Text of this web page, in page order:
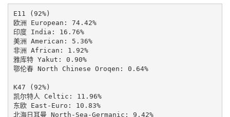
E11 (92%)
欧洲 European: 74.42%
印度 India: 16.76%
美洲 American: 5.36%
非洲 African: 1.92%
雅库特 Yakut: 0.90%
鄂伦春 North Chinese Oroqen: 0.64%
K47 (92%)
凯尔特人 Celtic: 11.96%
东欧 East-Euro: 10.83%
北海日耳曼 North-Sea-Germanic: 9.42%